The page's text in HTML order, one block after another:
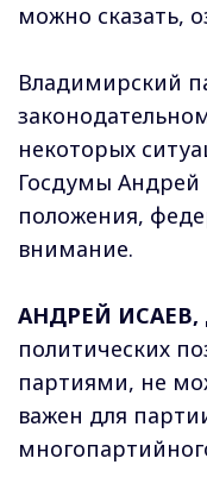
можно сказать,
Владимирский
некоторых
Госдумы Андрей
положения,
внимание.
АНДРЕЙ
политических
партиями, не
важен для